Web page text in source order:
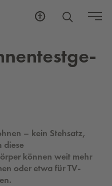
– kein Stehsatz,
diese
können weit mehr
oder etwa für TV-